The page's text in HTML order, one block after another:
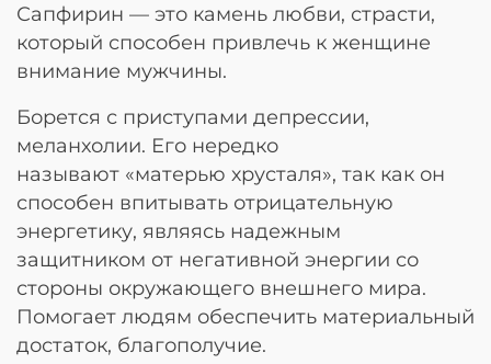
Сапфирин — это камень любви, страсти,
который способен привлечь к женщине
внимание мужчины.
Борется с приступами депрессии,
меланхолии. Его нередко
называют «матерью хрусталя», так как он
способен впитывать отрицательную
энергетику, являясь надежным
защитником от негативной энергии со
стороны окружающего внешнего мира.
Помогает людям обеспечить материальный
достаток, благополучие.